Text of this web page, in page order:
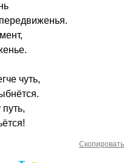
чуть,
Скопировать